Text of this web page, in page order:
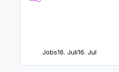
Jobs16. Juli16. Jul